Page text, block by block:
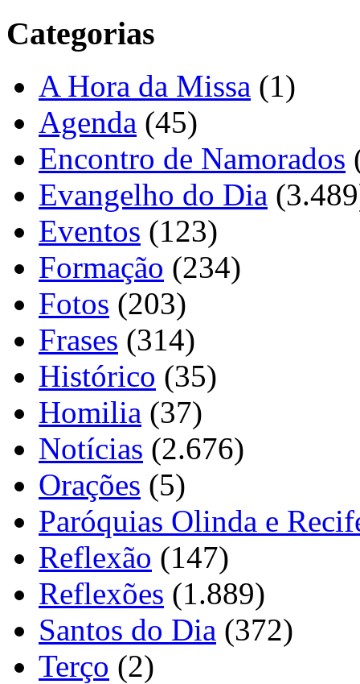
Categorias
A Hora da Missa (1)
Agenda (45)
Encontro de Namorados
Evangelho do Dia
Eventos (123)
Formação (234)
Fotos (203)
Frases (314)
Histórico (35)
Homilia (37)
Notícias (2.676)
Orações (5)
Paróquias Olinda e
Reflexão (147)
Reflexões (1.889)
Santos do Dia (372)
Terço (2)